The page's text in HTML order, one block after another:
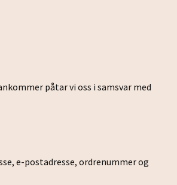
påtar vi oss i samsvar med
e-postadresse, ordrenummer og